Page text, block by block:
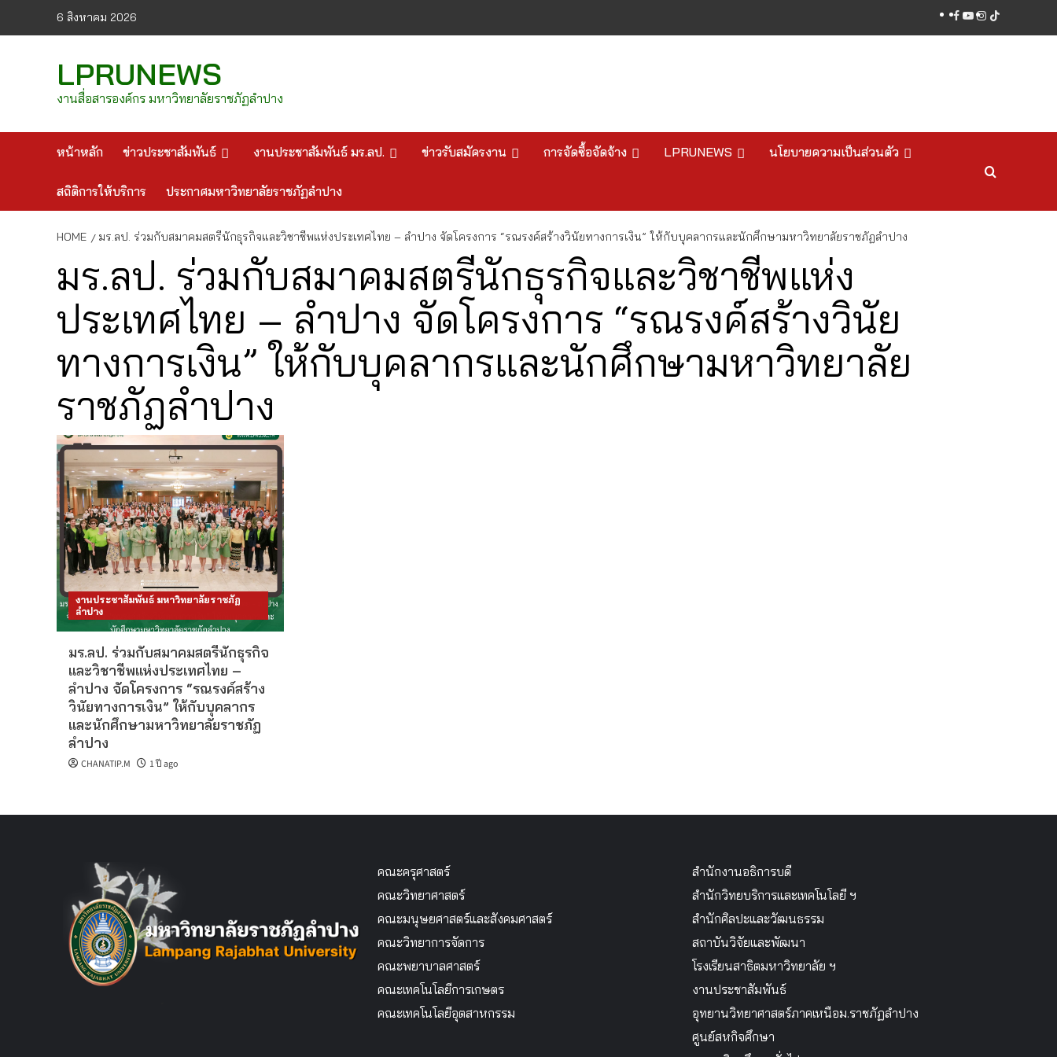
6 สิงหาคม 2026 facebook
youtube
instagram
tiktok
LPRUNEWS
งานสื่อสารองค์กร มหาวิทยาลัยราชภัฏลำปาง
หน้าหลัก ข่าวประชาสัมพันธ์ งานประชาสัมพันธ์ มร.ลป. ข่าวรับสมัครงาน การจัดซื้อจัดจ้าง LPRUNEWS นโยบายความเป็นส่วนตัว
สถิติการให้บริการ ประกาศมหาวิทยาลัยราชภัฏลำปาง
HOME มร.ลป. ร่วมกับสมาคมสตรีนักธุรกิจและวิชาชีพแห่งประเทศไทย – ลำปาง จัดโครงการ “รณรงค์สร้างวินัยทางการเงิน” ให้กับบุคลากรและนักศึกษามหาวิทยาลัยราชภัฏลำปาง
มร.ลป. ร่วมกับสมาคมสตรีนักธุรกิจและวิชาชีพแห่ง
ประเทศไทย – ลำปาง จัดโครงการ “รณรงค์สร้างวินัย
ทางการเงิน” ให้กับบุคลากรและนักศึกษามหาวิทยาลัย
ราชภัฏลำปาง
งานประชาสัมพันธ์ มหาวิทยาลัยราชภัฏ
ลำปาง
มร.ลป. ร่วมกับสมาคมสตรีนักธุรกิจ
และวิชาชีพแห่งประเทศไทย –
ลำปาง จัดโครงการ “รณรงค์สร้าง
วินัยทางการเงิน” ให้กับบุคลากร
และนักศึกษามหาวิทยาลัยราชภัฏ
ลำปาง
CHANATIP.M 1 ปี ago
คณะครุศาสตร์
คณะวิทยาศาสตร์
คณะมนุษยศาสตร์และสังคมศาสตร์
คณะวิทยาการจัดการ
คณะพยาบาลศาสตร์
คณะเทคโนโลยีการเกษตร
คณะเทคโนโลยีอุตสาหกรรม
สำนักงานอธิการบดี
สำนักวิทยบริการและเทคโนโลยี ฯ
สำนักศิลปะและวัฒนธรรม
สถาบันวิจัยและพัฒนา
โรงเรียนสาธิตมหาวิทยาลัย ฯ
งานประชาสัมพันธ์
อุทยานวิทยาศาสตร์ภาคเหนือม.ราชภัฏลำปาง
ศูนย์สหกิจศึกษา